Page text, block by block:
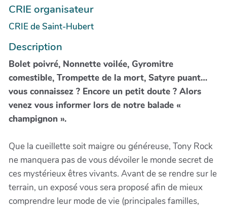
CRIE organisateur
CRIE de Saint-Hubert
Description
Bolet poivré, Nonnette voilée, Gyromitre
comestible, Trompette de la mort, Satyre puant…
vous connaissez ? Encore un petit doute ? Alors
venez vous informer lors de notre balade «
champignon ».
Que la cueillette soit maigre ou généreuse, Tony Rock
ne manquera pas de vous dévoiler le monde secret de
ces mystérieux êtres vivants. Avant de se rendre sur le
terrain, un exposé vous sera proposé afin de mieux
comprendre leur mode de vie (principales familles,